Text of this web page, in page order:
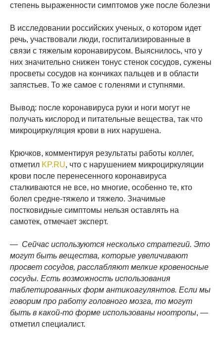
степень выраженности симптомов уже после болезни
В исследовании российских ученых, о котором идет
речь, участвовали люди, госпитализированные в
связи с тяжелым коронавирусом. Выяснилось, что у
них значительно снижен тонус стенок сосудов, сужены
просветы сосудов на кончиках пальцев и в области
запястьев. То же самое с голенями и ступнями.
Вывод: после коронавируса руки и ноги могут не
получать кислород и питательные вещества, так что
микроциркуляция крови в них нарушена.
Крючков, комментируя результаты работы коллег,
отметил KP.RU, что с нарушением микроциркуляции
крови после перенесенного коронавируса
сталкиваются не все, но многие, особенно те, кто
болел средне-тяжело и тяжело. Значимые
постковидные симптомы нельзя оставлять на
самотек, отмечает эксперт.
— Сейчас используются несколько стратегий. Это
могут быть вещества, которые увеличивают
просвет сосудов, расслабляют мелкие кровеносные
сосуды. Есть возможность использования
таблетированных форм антикоагулянтов. Если мы
говорим про работу головного мозга, то могут
быть в какой-то форме использованы ноотропы, —
отметил специалист.